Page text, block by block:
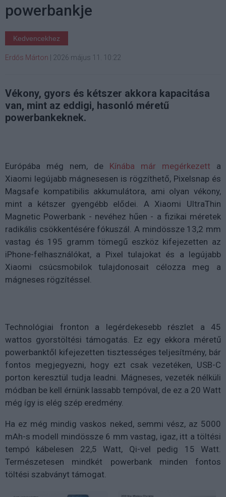
powerbankje
Kedvencekhez
Erdős Márton 2026 május 11. 10:22
Vékony, gyors és kétszer akkora kapacitása
van, mint az eddigi, hasonló méretű
powerbankeknek.
Európába még nem, de Kínába már megérkezett a
Xiaomi legújabb mágnesesen is rögzíthető, Pixelsnap és
Magsafe kompatibilis akkumulátora, ami olyan vékony,
mint a kétszer gyengébb elődei. A Xiaomi UltraThin
Magnetic Powerbank - nevéhez hűen - a fizikai méretek
radikális csökkentésére fókuszál. A mindössze 13,2 mm
vastag és 195 gramm tömegű eszköz kifejezetten az
iPhone-felhasználókat, a Pixel tulajokat és a legújabb
Xiaomi csúcsmobilok tulajdonosait célozza meg a
mágneses rögzítéssel.
Technológiai fronton a legérdekesebb részlet a 45
wattos gyorstöltési támogatás. Ez egy ekkora méretű
powerbanktől kifejezetten tisztességes teljesítmény, bár
fontos megjegyezni, hogy ezt csak vezetéken, USB-C
porton keresztül tudja leadni. Mágneses, vezeték nélküli
módban be kell érnünk lassabb tempóval, de ez a 20 Watt
még így is elég szép eredmény.
Ha ez még mindig vaskos neked, semmi vész, az 5000
mAh-s modell mindössze 6 mm vastag, igaz, itt a töltési
tempó kábelesen 22,5 Watt, Qi-vel pedig 15 Watt.
Természetesen mindkét powerbank minden fontos
töltési szabványt támogat.